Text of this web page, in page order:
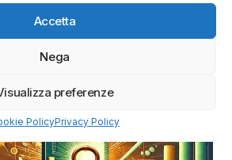
Accetta
Nega
preferenze
PolicyPrivacy Policy
comprare nel 2026: titoli